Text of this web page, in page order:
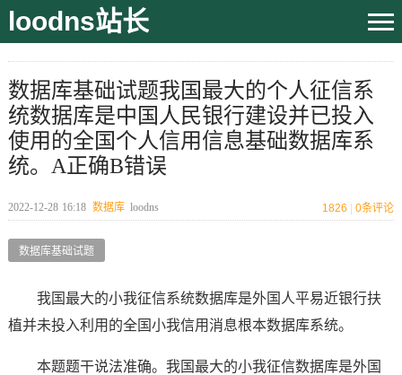
loodns站长
数据库基础试题我国最大的个人征信系
统数据库是中国人民银行建设并已投入
使用的全国个人信用信息基础数据库系
统。A正确B错误
2022-12-28 16:18 数据库 loodns 1826 0条评论
数据库基础试题
我国最大的小我征信系统数据库是外国人平易近银行扶
植并未投入利用的全国小我信用消息根本数据库系统。
本题题干说法准确。我国最大的小我征信数据库是外国